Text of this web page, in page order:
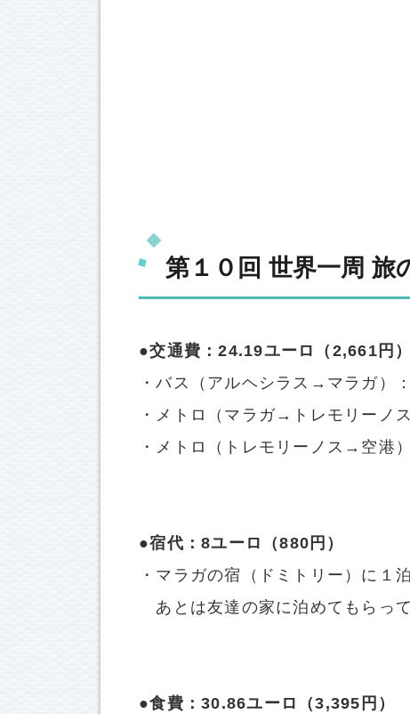
第１０回 世界一周 旅
●交通費：24.19ユーロ（2,661円）
・バス（アルヘシラス→マラガ）
・メトロ（マラガ→トレモリーノ
・メトロ（トレモリーノス→空
●宿代：8ユーロ（880円）
・マラガの宿（ドミトリー）に１
あとは友達の家に泊めてもらって
●食費：30.86ユーロ（3,395円）